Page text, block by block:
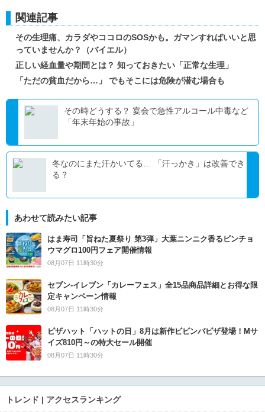
関連記事
その生理痛、カラダやココロのSOSかも。ガマンすればいいと思
っていませんか？（バイエル）
正しい経血量や期間とは？ 知っておきたい「正常な生理」
「ただの貧血だから…」 でもそこには危険が潜む場合も
その時どうする？ 宴会で急性アルコール中毒など
「年末年始の事故」
冬なのにまた汗かいてる… 「汗っかき」は改善でき
る？
あわせて読みたい記事
はま寿司「旨ねた夏祭り 第3弾」大葉ニンニク香るビンチョ
ウマグロ100円フェア開催情報
08月07日 11時30分
セブン‐イレブン「カレーフェス」全15品商品詳細とお得な限
定キャンペーン情報
08月07日 11時30分
ピザハット「ハットの日」8月は新作ビビンバピザ登場！Mサ
イズ810円～の特大セール開催
08月07日 11時30分
トレンド | アクセスランキング